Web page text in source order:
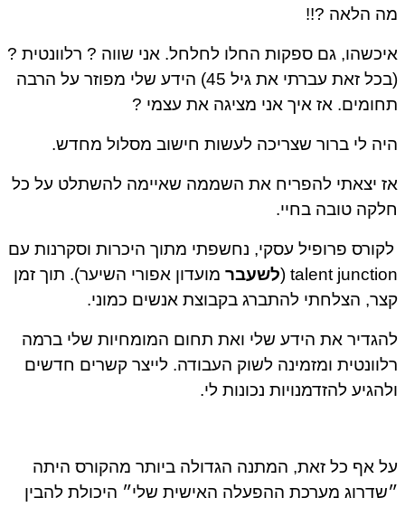
הלאה ?!!
גם ספקות החלו לחלחל. אני שווה ? רלוונטית ?
(בכל זאת עברתי את גיל 45) הידע שלי מפוזר על הרבה
אז איך אני מציגה את עצמי ?
לי ברור שצריכה לעשות חישוב מסלול מחדש.
יצאתי להפריח את השממה שאיימה להשתלט על כל
טובה בחיי.
פרופיל עסקי, נחשפתי מתוך היכרות וסקרנות עם
talent
לשעברמועדון אפורי השיער). תוך זמן
הצלחתי להתברג בקבוצת אנשים כמוני.
את הידע שלי ואת תחום המומחיות שלי ברמה
ומזמינה לשוק העבודה. לייצר קשרים חדשים
להזדמנויות נכונות לי.
אף כל זאת, המתנה הגדולה ביותר מהקורס היתה
מערכת ההפעלה האישית שלי״ היכולת להבין